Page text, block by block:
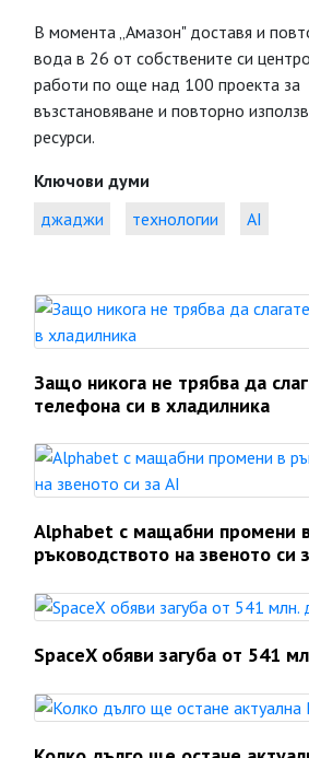
В момента „Амазон" доставя и
вода в 26 от собствените си
работи по още над 100 проекта за
възстановяване и повторно
ресурси.
Ключови думи
джаджи
технологии AI
Защо никога не трябва да
телефона си в хладилника
Alphabet с мащабни промени
ръководството на звеното си
SpaceX обяви загуба от 541